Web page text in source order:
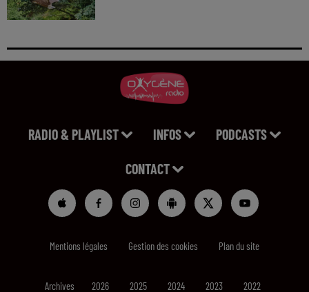
RADIO & PLAYLIST INFOS PODCASTS
CONTACT
Mentions légales Gestion des cookies Plan du site
Archives 2026 2025 2024 2023 2022